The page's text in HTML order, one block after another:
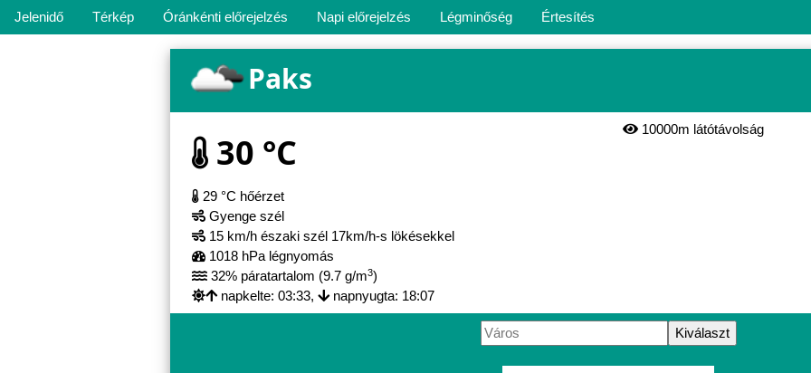
Jelenidő Térkép Óránkénti előrejelzés Napi előrejelzés Légminőség Értesítés
Paks
30 °C
29 °C hőérzet
Gyenge szél
15 km/h északi szél 17km/h-s lökésekkel
1018 hPa légnyomás
32% páratartalom (9.7 g/m3)
napkelte: 03:33,
napnyugta: 18:07
10000m látótávolság